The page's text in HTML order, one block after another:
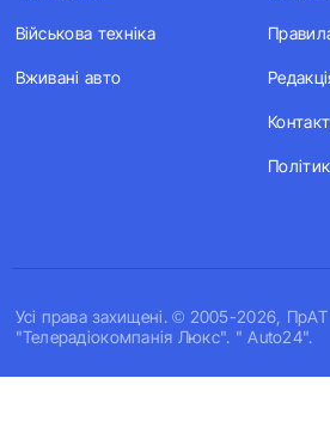
Усi права захищенi. © 2005-2026, ПрАТ
"Телерадіокомпанія Люкс". " Auto24".
Військова техніка
Вживані авто